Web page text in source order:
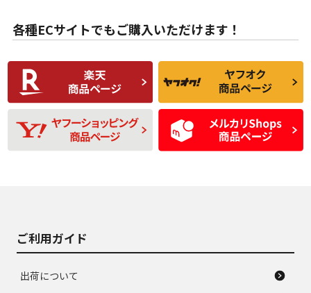
な中古品
んどない中古品
C
比較的きれいな中古
品
C
られるが、使用に問
題のない中古品
D
使用感や目立つ傷が
あり、一般的な中古
品
D
残り溝も少なく、偏
磨耗がみられ、短期
間使用できるくらい
の中古品
各種ECサイトでもご購入いただけます！
ご利用ガイド
出荷について